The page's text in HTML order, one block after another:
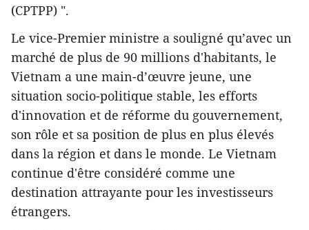
(CPTPP) ".
Le vice-Premier ministre a souligné qu’avec un
marché de plus de 90 millions d'habitants, le
Vietnam a une main-d’œuvre jeune, une
situation socio-politique stable, les efforts
d'innovation et de réforme du gouvernement,
son rôle et sa position de plus en plus élevés
dans la région et dans le monde. Le Vietnam
continue d'être considéré comme une
destination attrayante pour les investisseurs
étrangers.